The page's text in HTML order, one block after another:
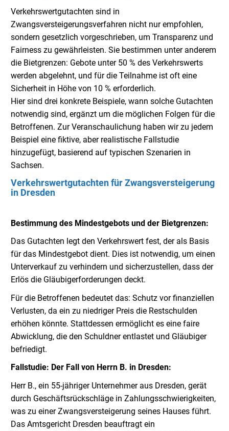
Verkehrswertgutachten sind in
Zwangsversteigerungsverfahren nicht nur empfohlen,
sondern gesetzlich vorgeschrieben, um Transparenz und
Fairness zu gewährleisten. Sie bestimmen unter anderem
die Bietgrenzen: Gebote unter 50 % des Verkehrswerts
werden abgelehnt, und für die Teilnahme ist oft eine
Sicherheit in Höhe von 10 % erforderlich.
Hier sind drei konkrete Beispiele, wann solche Gutachten
notwendig sind, ergänzt um die möglichen Folgen für die
Betroffenen. Zur Veranschaulichung haben wir zu jedem
Beispiel eine fiktive, aber realistische Fallstudie
hinzugefügt, basierend auf typischen Szenarien in
Sachsen.
Verkehrswertgutachten für Zwangsversteigerung
in Dresden
Bestimmung des Mindestgebots und der Bietgrenzen:
Das Gutachten legt den Verkehrswert fest, der als Basis
für das Mindestgebot dient. Dies ist notwendig, um einen
Unterverkauf zu verhindern und sicherzustellen, dass der
Erlös die Gläubigerforderungen deckt.
Für die Betroffenen bedeutet das: Schutz vor finanziellen
Verlusten, da ein zu niedriger Preis die Restschulden
erhöhen könnte. Stattdessen ermöglicht es eine faire
Abwicklung, die den Schuldner entlastet und Gläubiger
befriedigt.
Fallstudie: Der Fall von Herrn B. in Dresden:
Herr B., ein 55-jähriger Unternehmer aus Dresden, gerät
durch Geschäftsrückschläge in Zahlungsschwierigkeiten,
was zu einer Zwangsversteigerung seines Hauses führt.
Das Amtsgericht Dresden beauftragt ein